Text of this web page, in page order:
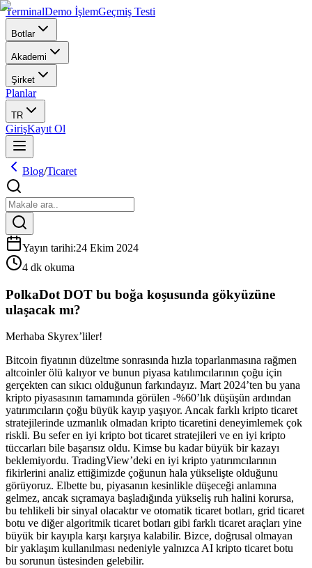
TerminalDemo İşlemGeçmiş Testi
Botlar
Akademi
Şirket
Planlar
TR
GirişKayıt Ol
Blog/Ticaret
Yayın tarihi:24 Ekim 2024
4 dk okuma
PolkaDot DOT bu boğa koşusunda gökyüzüne
ulaşacak mı?
Merhaba Skyrex’liler!
Bitcoin fiyatının düzeltme sonrasında hızla toparlanmasına rağmen
altcoinler ölü kalıyor ve bunun piyasa katılımcılarının çoğu için
gerçekten can sıkıcı olduğunun farkındayız. Mart 2024’ten bu yana
kripto piyasasının tamamında görülen -%60’lık düşüşün ardından
yatırımcıların çoğu büyük kayıp yaşıyor. Ancak farklı kripto ticaret
stratejilerinde uzmanlık olmadan kripto ticaretini deneyimlemek çok
riskli. Bu sefer en iyi kripto bot ticaret stratejileri ve en iyi kripto
tüccarları bile başarısız oldu. Kimse bu kadar büyük bir kazayı
beklemiyordu. TradingView’deki en iyi kripto yatırımcılarının
fikirlerini analiz ettiğimizde çoğunun hala yükselişte olduğunu
görüyoruz. Elbette bu, piyasanın kesinlikle düşeceği anlamına
gelmez, ancak sıçramaya başladığında yükseliş ruh halini korursa,
bu tehlikeli bir sinyal olacaktır ve otomatik ticaret botları, grid ticaret
botu ve diğer algoritmik ticaret botları gibi farklı ticaret araçları yine
büyük bir kayıpla karşı karşıya kalabilir. Bizce, doğrusal olmayan
bir yaklaşım kullanılması nedeniyle yalnızca AI kripto ticaret botu
bu sorunun üstesinden gelebilir.